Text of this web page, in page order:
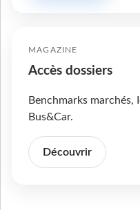
MAGAZINE
Accès dossiers
Benchmarks
Bus&Car.
Découvrir